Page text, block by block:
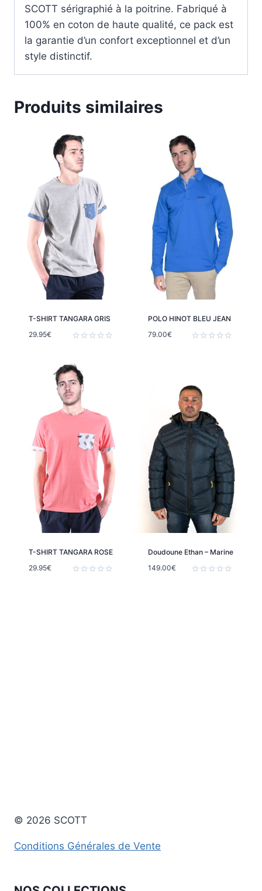
SCOTT sérigraphié à la poitrine. Fabriqué à
100% en coton de haute qualité, ce pack est
la garantie d’un confort exceptionnel et d’un
style distinctif.
Produits similaires
T-SHIRT TANGARA GRIS
sur
5
29.95€
POLO HINOT BLEU JEAN
79.00€
T-SHIRT TANGARA ROSE
29.95€
Doudoune Ethan – Marine
149.00€
© 2026 SCOTT
Conditions Générales de Vente